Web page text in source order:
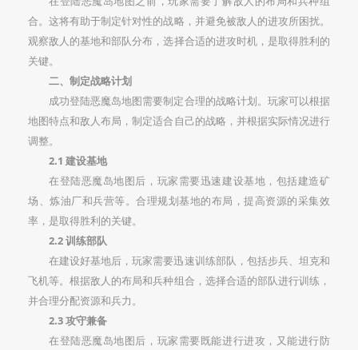
合。这将有助于制定针对性的战略，并避免被敌人的进攻所困扰。
观察敌人的基地和部队分布，选择合适的进攻时机，是取得胜利的
关键。
二、制定战略计划
成功登陆恶魔岛地图需要制定合理的战略计划。玩家可以根据
地图特点和敌人布局，制定适合自己的战略，并根据实际情况进行
调整。
2.1 建设基地
在登陆恶魔岛地图后，玩家需要迅速建设基地，包括建造矿
场、炼油厂和兵营等。合理规划基地的布局，提高资源的采集效
率，是取得胜利的关键。
2.2 训练部队
在建设好基地后，玩家需要迅速训练部队，包括步兵、坦克和
飞机等。根据敌人的布局和兵种组合，选择合适的部队进行训练，
并合理分配资源和兵力。
2.3 攻守兼备
在登陆恶魔岛地图后，玩家需要既能进行进攻，又能进行防